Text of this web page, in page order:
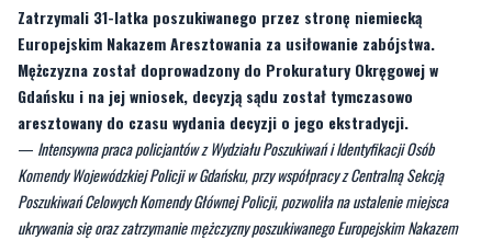
Gdańsku i na jej wniosek, decyzją sądu został tymczasowo
aresztowany do czasu wydania decyzji o jego ekstradycji.
—Intensywna praca policjantów z Wydziału Poszukiwań i Identyfikacji Osób
Komendy Wojewódzkiej Policji w Gdańsku, przy współpracy z Centralną Sekcją
Poszukiwań Celowych Komendy Głównej Policji, pozwoliła na ustalenie miejsca
ukrywania się oraz zatrzymanie mężczyzny poszukiwanego Europejskim Nakazem
Aresztowania za usiłowanie zabójstwa- podaje gdańska policja.
31-letni obywatel Ukrainy podejrzany jest o to, że w czerwcu tego roku na
terenie Niemiec, usiłował zabić innego obywatela Ukrainy. Zatrzymany 31-latek